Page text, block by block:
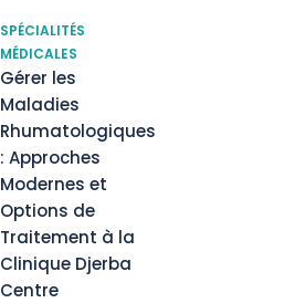
SPÉCIALITÉS
MÉDICALES
Gérer les
Maladies
Rhumatologiques
: Approches
Modernes et
Options de
Traitement à la
Clinique Djerba
Centre